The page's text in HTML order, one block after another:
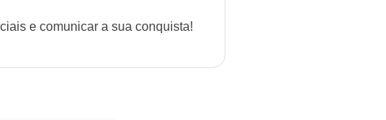
e comunicar a sua conquista!